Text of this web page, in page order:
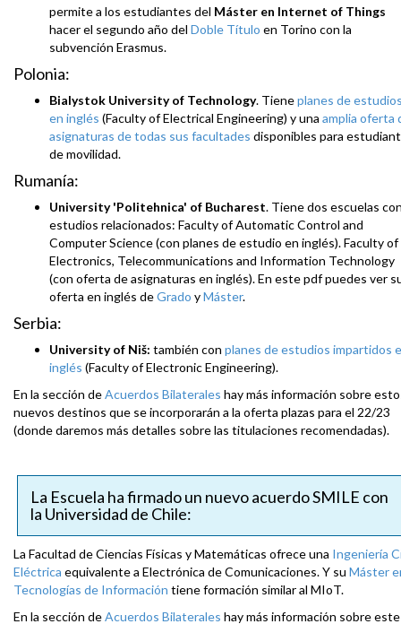
permite a los estudiantes del Máster en Internet of Things
hacer el segundo año del Doble Título en Torino con la
subvención Erasmus.
Polonia:
Bialystok University of Technology. Tieneplanes de
en inglés (Faculty of Electrical Engineering) y una amplia oferta
asignaturas de todas sus facultades disponibles para
de movilidad.
Rumanía:
University 'Politehnica' of Bucharest. Tiene dos escuelas
estudios relacionados: Faculty of Automatic Control and
Computer Science (con planes de estudio en inglés). Faculty of
Electronics, Telecommunications and Information Technology
(con oferta de asignaturas en inglés). En este pdf puedes ver
oferta en inglés deGrado yMáster.
Serbia:
University of Niš: también con planes de estudios impartidos
inglés (Faculty of Electronic Engineering).
En la sección deAcuerdos Bilaterales hay más información sobre
nuevos destinos que se incorporarán a la oferta plazas para el 22/23
(donde daremos más detalles sobre las titulaciones recomendadas).
La Escuela ha firmado un nuevo acuerdo SMILE con
la Universidad de Chile:
La Facultad de Ciencias Físicas y Matemáticas ofrece una Ingeniería
Eléctrica equivalente a Electrónica de Comunicaciones. Y su Máster
Tecnologías de Información tiene formación similar al MIoT.
En la sección deAcuerdos Bilaterales hay más información sobre este